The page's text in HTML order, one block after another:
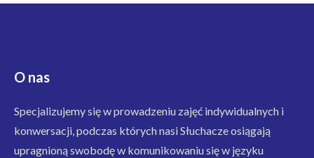
O nas
Specjalizujemy się w prowadzeniu zajęć indywidualnych i
konwersacji, podczas których nasi Słuchacze osiągają
upragnioną swobodę w komunikowaniu się w języku